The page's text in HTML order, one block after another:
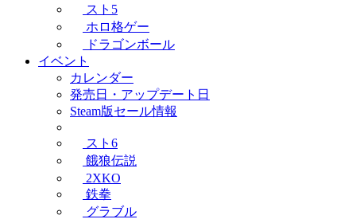
スト5
ホロ格ゲー
ドラゴンボール
イベント
カレンダー
発売日・アップデート日
Steam版セール情報
スト6
餓狼伝説
2XKO
鉄拳
グラブル